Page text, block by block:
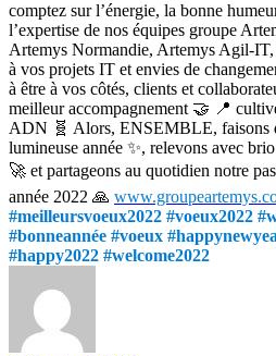
comptez sur l’énergie, la bonne
l’expertise de nos équipes groupe
Artemys Normandie, Artemys Agil-
à vos projets IT et envies de
à être à vos côtés, clients et
meilleur accompagnement 🤝 📍
ADN 🧬 Alors, ENSEMBLE, faisons
lumineuse année ✨, relevons avec
🚀 et partageons au quotidien notre
année 2022 🙏
#meilleursvoeux2022 #voeux2022
#bonneannée #voeux
#happy2022 #welcome2022